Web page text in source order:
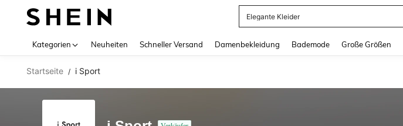
Elegante Kleider
Kategorien Neuheiten Schneller Versand Damenbekleidung Bademode Große Größen
Startseite / i Sport